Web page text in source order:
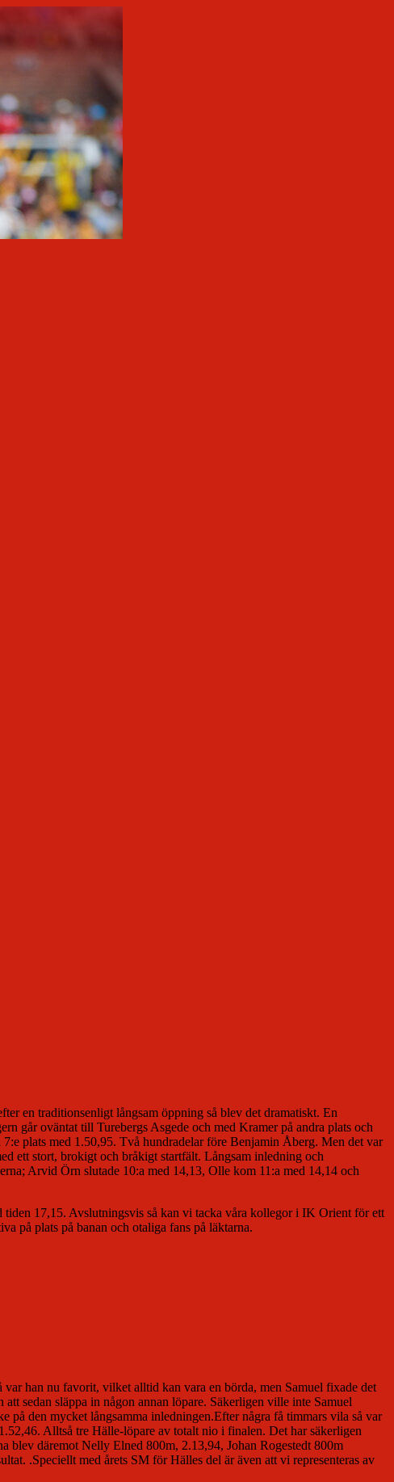
en traditionsenligt långsam öppning så blev det dramatiskt. En
går oväntat till Turebergs Asgede och med Kramer på andra plats och
plats med 1.50,95. Två hundradelar före Benjamin Åberg. Men det var
ett stort, brokigt och bråkigt startfält. Långsam inledning och
Arvid Örn slutade 10:a med 14,13, Olle kom 11:a med 14,14 och
17,15. Avslutningsvis så kan vi tacka våra kollegor i IK Orient för ett
på plats på banan och otaliga fans på läktarna.
han nu favorit, vilket alltid kan vara en börda, men Samuel fixade det
sedan släppa in någon annan löpare. Säkerligen ville inte Samuel
på den mycket långsamma inledningen.Efter några få timmars vila så var
Alltså tre Hälle-löpare av totalt nio i finalen. Det har säkerligen
blev däremot Nelly Elned 800m, 2.13,94, Johan Rogestedt 800m
.Speciellt med årets SM för Hälles del är även att vi representeras av